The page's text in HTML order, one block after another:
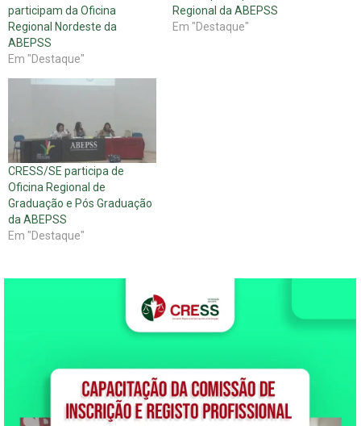
participam da Oficina
Regional Nordeste da
ABEPSS
Em "Destaque"
Regional da ABEPSS
Em "Destaque"
CRESS/SE participa de
Oficina Regional de
Graduação e Pós Graduação
da ABEPSS
Em "Destaque"